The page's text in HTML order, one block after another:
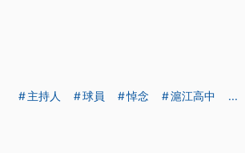
主持人 球員 悼念 滬江高中 ...